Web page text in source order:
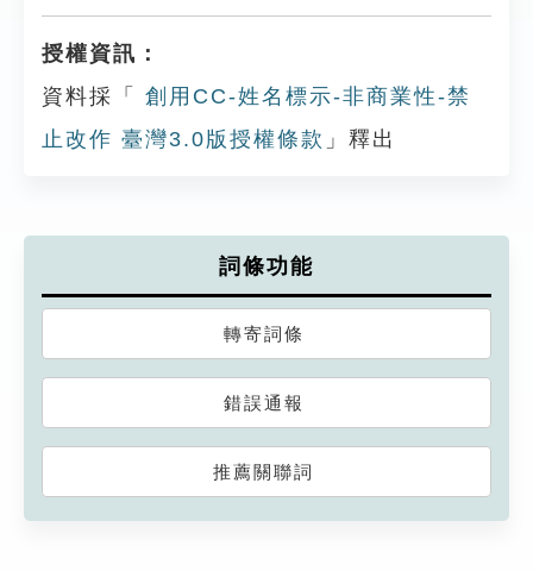
授權資訊：
資料採「
創用CC-姓名標示-非商業性-禁
止改作 臺灣3.0版授權條款 」釋出
詞條功能
轉寄詞條
錯誤通報
推薦關聯詞